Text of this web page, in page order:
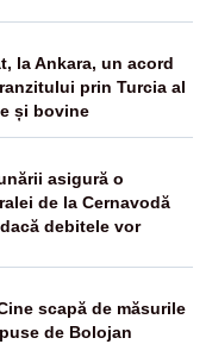
la Ankara, un acord
prin Turcia al
și bovine
asigură o
de la Cernavodă
debitele vor
scapă de măsurile
de Bolojan